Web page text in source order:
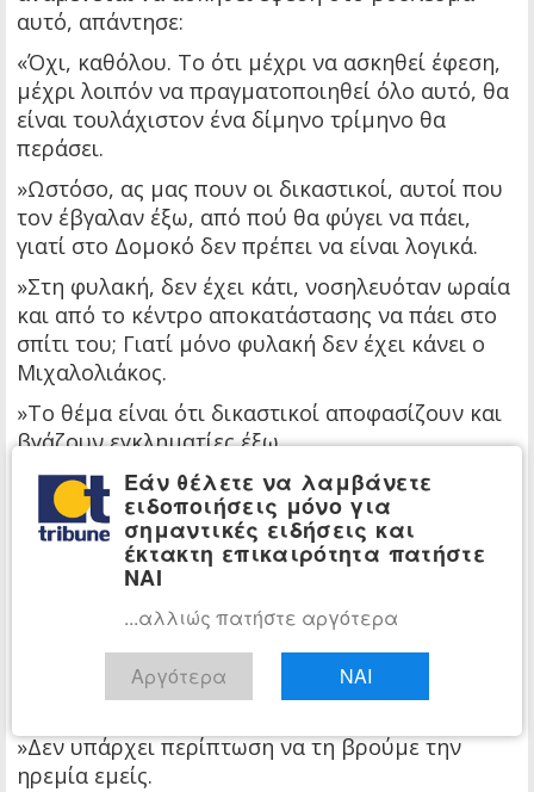
αυτό, απάντησε:
«Όχι, καθόλου. Το ότι μέχρι να ασκηθεί έφεση,
μέχρι λοιπόν να πραγματοποιηθεί όλο αυτό, θα
είναι τουλάχιστον ένα δίμηνο τρίμηνο θα
περάσει.
»Ωστόσο, ας μας πουν οι δικαστικοί, αυτοί που
τον έβγαλαν έξω, από πού θα φύγει να πάει,
γιατί στο Δομοκό δεν πρέπει να είναι λογικά.
»Στη φυλακή, δεν έχει κάτι, νοσηλευόταν ωραία
και από το κέντρο αποκατάστασης να πάει στο
σπίτι του; Γιατί μόνο φυλακή δεν έχει κάνει ο
Μιχαλολιάκος.
»Το θέμα είναι ότι δικαστικοί αποφασίζουν και
βγάζουν εγκληματίες έξω.
»Γιατί τους το κάνουν αυτό; Θα ήθελα κάποια
στιγμή να μου το εξηγήσουν αυτό.
»Για ποιο λόγο το Μιχαλολιάκο έξω και άλλοι
αντίθετα που έχουνε κάνει λιγότερα από αυτούς
έχουν εκτίσει την ποινή τους και με τα
παραπάνω μάλιστα.
»Αυτοί λοιπόν γιατί; Γιατί τους θεωρούν δικούς
τους ανθρώπους;
»Δεν υπάρχει περίπτωση να τη βρούμε την
ηρεμία εμείς.
Εάν θέλετε να λαμβάνετε
ειδοποιήσεις μόνο για
σημαντικές ειδήσεις και
έκτακτη επικαιρότητα πατήστε
ΝΑΙ
...αλλιώς πατήστε αργότερα
Αργότερα ΝΑΙ